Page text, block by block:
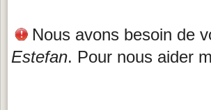
Nous avons besoin de
Estefan. Pour nous aider